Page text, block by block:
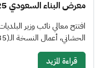
معرض البناء السعودي 2025
افتتح معالي نائب وزير
الحشاني، أعمال النسخة الـ(35) من معرض البناء السعودي
قراءة المزيد